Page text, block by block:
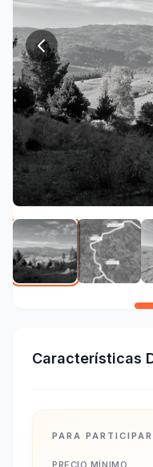
Características
PARA
PRECIO MÍNIMO